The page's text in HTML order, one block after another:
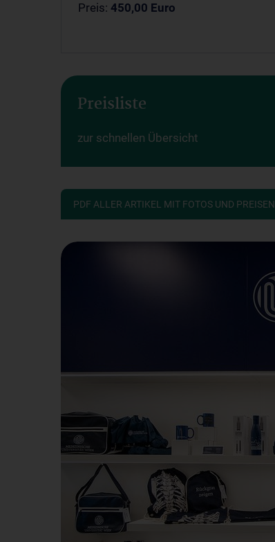
Preis: 450,00 Euro
Preisliste
zur schnellen Übersicht
PDF ALLER ARTIKEL MIT FOTOS UND PREISEN